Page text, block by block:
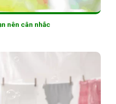
nên cân nhắc